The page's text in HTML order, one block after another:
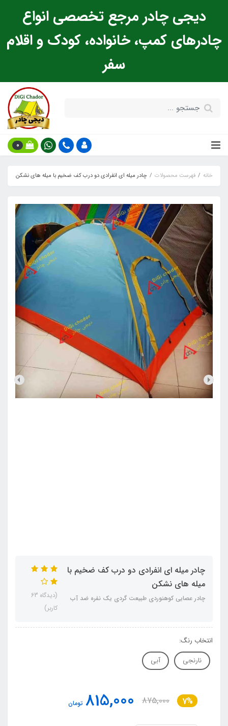
دیجی چادر مرجع تخصصی انواع
چادرهای کمپ، خانواده، کودک و اقلام
سفر
0
خانه فهرست محصولات چادر میله ای انفرادی دو درب کف ضخیم با میله های نشکن
چادر میله ای انفرادی دو درب کف ضخیم با
میله های نشکن
چادر عصایی کوهنوردی طبیعت گردی یک نفره ضد آب
(دیدگاه 63
کاربر)
انتخاب رنگ:
نارنجی
آبی
7%
875,000
815,000 تومان